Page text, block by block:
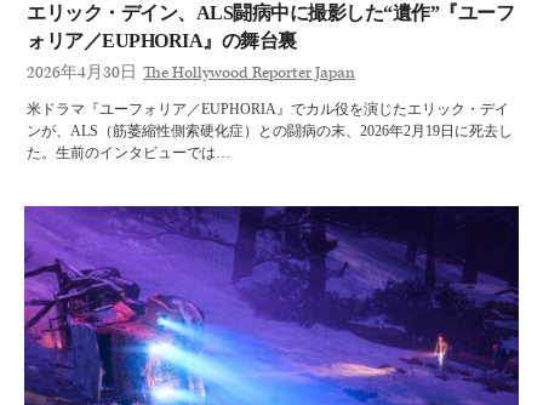
エリック・デイン、ALS闘病中に撮影した“遺作”『ユーフ
ォリア／EUPHORIA』の舞台裏
2026年4月30日 The Hollywood Reporter Japan
米ドラマ『ユーフォリア／EUPHORIA』でカル役を演じたエリック・デイ
ンが、ALS（筋萎縮性側索硬化症）との闘病の末、2026年2月19日に死去し
た。生前のインタビューでは…